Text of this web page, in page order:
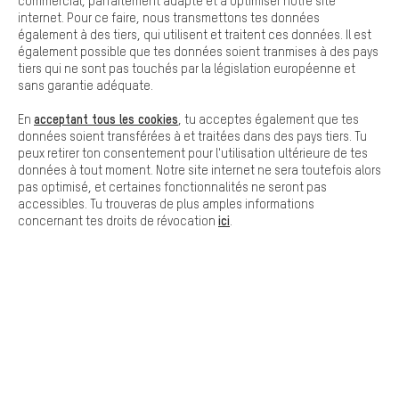
Laisse-toi conseiller
Rappel Programmé
Formulaire de contact
Cookies de base
Les cookies de base garantissent que tu puisses utiliser les
fonctions de notre site web.
internet. Pour ce faire, nous transmettons tes données
également à des tiers, qui utilisent et traitent ces données. Il est
également possible que tes données soient tranmises à des pays
tiers qui ne sont pas touchés par la législation européenne et
sans garantie adéquate.
En acceptant tous les cookies , tu acceptes également que tes
données soient transférées à et traitées dans des pays tiers. Tu
peux retirer ton consentement pour l'utilisation ultérieure de tes
données à tout moment. Notre site internet ne sera toutefois alors
pas optimisé, et certaines fonctionnalités ne seront pas
accessibles. Tu trouveras de plus amples informations
concernant tes droits de révocation ici